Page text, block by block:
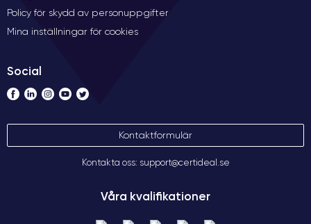
Policy för skydd av personuppgifter
Mina inställningar för cookies
Social
Kontaktformulär
Kontakta oss: support@certideal.se
Våra kvalifikationer